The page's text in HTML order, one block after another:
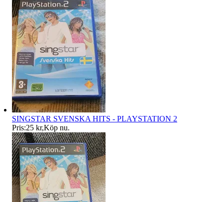
SINGSTAR SVENSKA HITS - PLAYSTATION 2
Pris:25 kr,Köp nu.